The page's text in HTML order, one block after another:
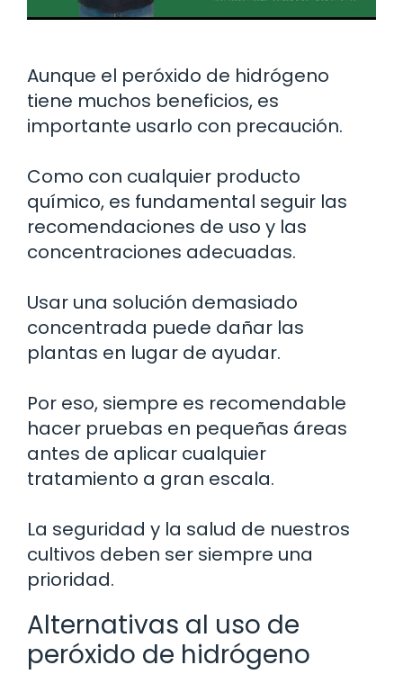
Aunque el peróxido de hidrógeno
tiene muchos beneficios, es
importante usarlo con precaución.
Como con cualquier producto
químico, es fundamental seguir las
recomendaciones de uso y las
concentraciones adecuadas.
Usar una solución demasiado
concentrada puede dañar las
plantas en lugar de ayudar.
Por eso, siempre es recomendable
hacer pruebas en pequeñas áreas
antes de aplicar cualquier
tratamiento a gran escala.
La seguridad y la salud de nuestros
cultivos deben ser siempre una
prioridad.
Alternativas al uso de
peróxido de hidrógeno